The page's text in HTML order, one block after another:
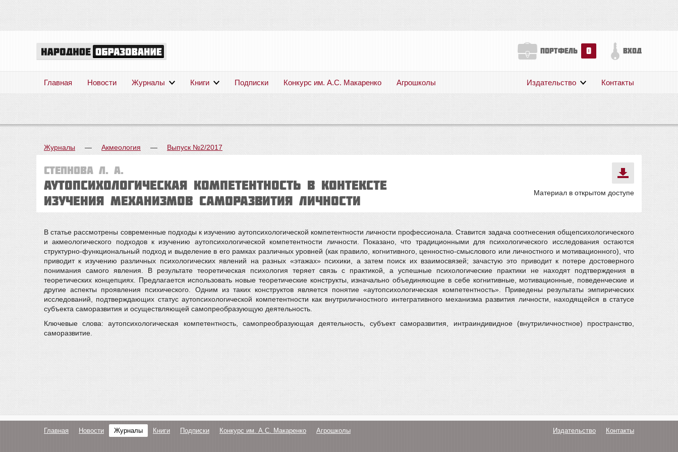
портфель 0 вход
Главная Новости Журналы Книги Подписки Конкурс им. А.С. Макаренко Агрошколы Издательство Контакты
Журналы — Акмеология — Выпуск №2/2017
Степнова Л. А.
АУТОПСИХОЛОГИЧЕСКАЯ КОМПЕТЕНТНОСТЬ В КОНТЕКСТЕ
ИЗУЧЕНИЯ МЕХАНИЗМОВ САМОРАЗВИТИЯ ЛИЧНОСТИ
Материал в открытом доступе
В статье рассмотрены современные подходы к изучению аутопсихологической компетентности личности профессионала. Ставится задача соотнесения общепсихологического
и акмеологического подходов к изучению аутопсихологической компетентности личности. Показано, что традиционными для психологического исследования остаются
структурно-функциональный подход и выделение в его рамках различных уровней (как правило, когнитивного, ценностно-смыслового или личностного и мотивационного), что
приводит к изучению различных психологических явлений на разных «этажах» психики, а затем поиск их взаимосвязей; зачастую это приводит к потере достоверного
понимания самого явления. В результате теоретическая психология теряет связь с практикой, а успешные психологические практики не находят подтверждения в
теоретических концепциях. Предлагается использовать новые теоретические конструкты, изначально объединяющие в себе когнитивные, мотивационные, поведенческие и
другие аспекты проявления психического. Одним из таких конструктов является понятие «аутопсихологическая компетентность». Приведены результаты эмпирических
исследований, подтверждающих статус аутопсихологической компетентности как внутриличностного интегративного механизма развития личности, находящейся в статусе
субъекта саморазвития и осуществляющей самопреобразующую деятельность.
Ключевые слова: аутопсихологическая компетентность, самопреобразующая деятельность, субъект саморазвития, интраиндивидное (внутриличностное) пространство,
саморазвитие.
Главная Новости Журналы Книги Подписки Конкурс им. А.С. Макаренко Агрошколы Издательство Контакты